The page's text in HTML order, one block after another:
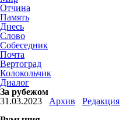
Отчина
Память
Днесь
Слово
Собеседник
Почта
Вертоград
Колокольчик
Диалог
За рубежом
31.03.2023
Архив Редакция